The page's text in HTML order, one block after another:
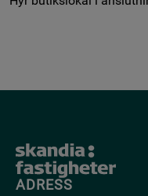
ADRESS